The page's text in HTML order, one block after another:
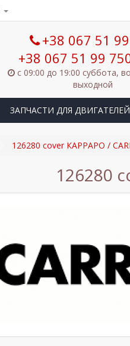
+38 067 51
+38 067 51 99
с 09:00 до 19:00 суббота,
выходной
ЗАПЧАСТИ ДЛЯ ДВИГАТЕЛЕЙ
126280 cover КАРРАРО /
126280